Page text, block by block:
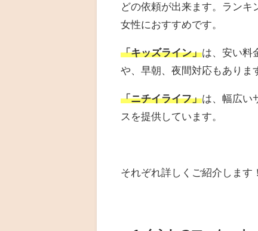
どの依頼が出来ます。ラン
女性におすすめです。
「キッズライン」は、安い料
や、早朝、夜間対応もありま
「ニチイライフ」は、幅広い
スを提供しています。
それぞれ詳しくご紹介します！